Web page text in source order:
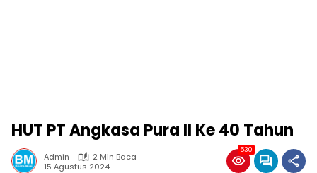
HUT PT Angkasa Pura II Ke 40 Tahun
Admin
2 Min Baca
15 Agustus 2024
530